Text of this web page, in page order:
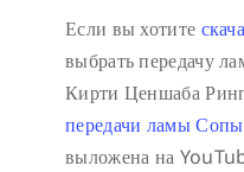
Если вы хотите
выбрать передачу
Кирти Ценшаба
передачи ламы
выложена на